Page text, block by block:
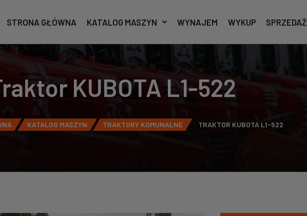
STRONA GŁÓWNA KATALOG MASZYN WYNAJEM WYKUP SPRZEDAŻ
KUBOTA L1-522
KATALOG MASZYN TRAKTORY KOMUNALNE TRAKTOR KUBOTA L1-522